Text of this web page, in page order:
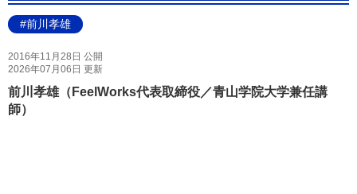
#前川孝雄
2016年11月28日 公開
2026年07月06日 更新
前川孝雄（FeelWorks代表取締役／青山学院大学兼任講
師）